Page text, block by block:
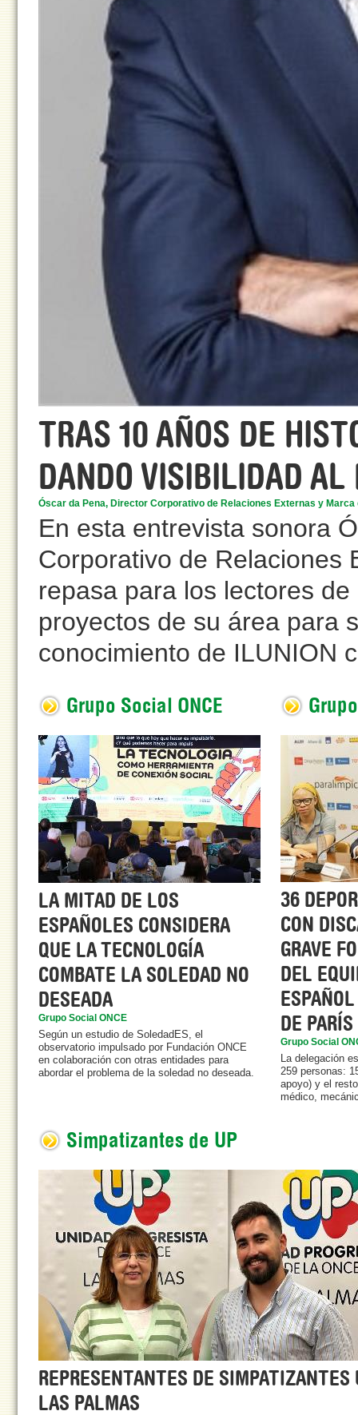
TRAS 10 AÑOS DE
DANDO VISIBILIDAD AL
Óscar da Pena, Director Corporativo de Relaciones Externas y Marca
En esta entrevista sonora
Corporativo de Relaciones
repasa para los lectores
proyectos de su área para
conocimiento de ILUNION
Grupo Social ONCE
LA MITAD DE LOS
ESPAÑOLES CONSIDERA
QUE LA TECNOLOGÍA
COMBATE LA SOLEDAD NO
DESEADA
Grupo Social ONCE
Según un estudio de SoledadES, el
observatorio impulsado por Fundación ONCE
en colaboración con otras entidades para
abordar el problema de la soledad no deseada.
36
CON
GRAVE
DEL
DE PARÍS
Grupo Social
La delegación
259 personas:
apoyo) y el
médico,
Simpatizantes de UP
REPRESENTANTES DE SIMPATIZANTES
LAS PALMAS